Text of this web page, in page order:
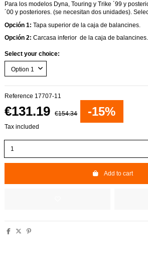
Para los modelos Dyna, Touring y Trike ´99 y
´00 y posteriores. (se necesitan dos unidades).
Opción 1: Tapa superior de la caja de balancines.
Opción 2: Carcasa inferior de la caja de balancines.
Select your choice:
Reference 17707-11
€131.19 €154.34 -15%
Tax included
Add to cart